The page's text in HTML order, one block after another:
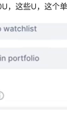
，这些U，这个